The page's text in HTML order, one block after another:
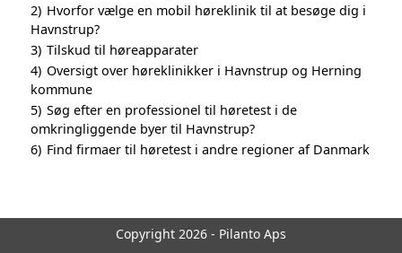
2) Hvorfor vælge en mobil høreklinik til at besøge dig i
Havnstrup?
3) Tilskud til høreapparater
4) Oversigt over høreklinikker i Havnstrup og Herning
kommune
5) Søg efter en professionel til høretest i de
omkringliggende byer til Havnstrup?
6) Find firmaer til høretest i andre regioner af Danmark
Copyright 2026 - Pilanto Aps